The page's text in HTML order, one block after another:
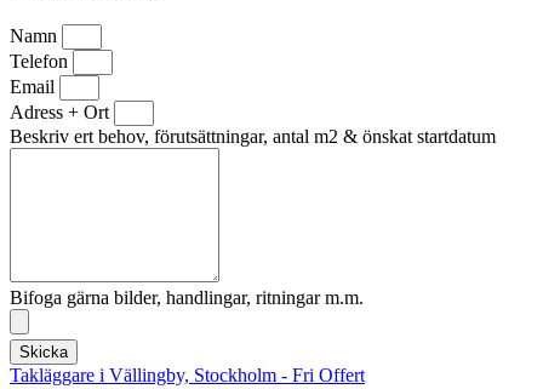
Namn
Telefon
Email
Adress + Ort
Beskriv ert behov, förutsättningar, antal m2 & önskat startdatum
Bifoga gärna bilder, handlingar, ritningar m.m.
Skicka
Takläggare i Vällingby, Stockholm - Fri Offert